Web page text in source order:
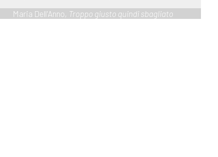
Maria Dell'Anno, Troppo giusto quindi sbagliato